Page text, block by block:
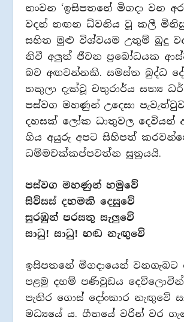
නංවන ‘ඉසිපතනේ මිගදා වන
වදන් නඟන ධ්වනිය වූ කලී
සහිත මුළු විශ්වයම උතුම් බුදු
නිවී අලුත් ජීවන ප්‍රබෝධයක
බව අඟවන්නකි. සමස්ත බුද්ධ
හකුලා දැක්වූ චතුරාර්ය සත්‍ය
පස්වග මහණුන් උදෙසා
දහසක් ලෝක ධාතුවල දෙවියන්
ගිය අයුරු අපට සිහිපත්
ධම්මචක්කප්පවත්න සූත්‍රයයි.
පස්වග මහණුන් හමුවේ
සිව්සස් දහමකි දෙසුවේ
සුරඹුන් පරසතු සැලුවේ
සාධු! සාධු! හඬ නැඟුවේ
ඉසිපතනේ මිගදායෙන් වනගැබට
පළමු දහම් පණිවුඩය
පැතිර ගොස් දෝංකාර නැඟුවේ
මධ්‍යයේ ය. ගීතයේ වරින් වර